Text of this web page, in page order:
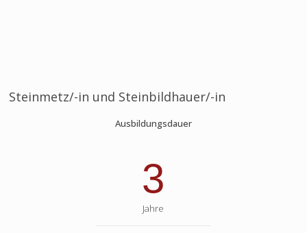
Steinmetz/-in und Steinbildhauer/-in
Ausbildungsdauer
3
Jahre